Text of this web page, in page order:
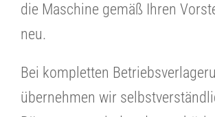
die Maschine gemäß Ihren
neu.
Bei kompletten
übernehmen wir